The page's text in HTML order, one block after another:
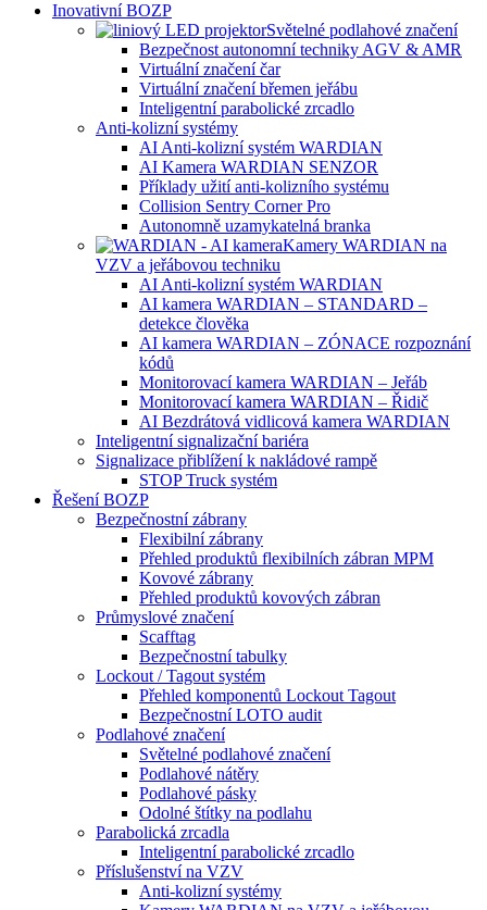
Inovativní BOZP
Světelné podlahové značení
Bezpečnost autonomní techniky AGV & AMR
Virtuální značení čar
Virtuální značení břemen jeřábu
Inteligentní parabolické zrcadlo
Anti-kolizní systémy
AI Anti-kolizní systém WARDIAN
AI Kamera WARDIAN SENZOR
Příklady užití anti-kolizního systému
Collision Sentry Corner Pro
Autonomně uzamykatelná branka
Kamery WARDIAN na
VZV a jeřábovou techniku
AI Anti-kolizní systém WARDIAN
AI kamera WARDIAN – STANDARD –
detekce člověka
AI kamera WARDIAN – ZÓNACE rozpoznání
kódů
Monitorovací kamera WARDIAN – Jeřáb
Monitorovací kamera WARDIAN – Řidič
AI Bezdrátová vidlicová kamera WARDIAN
Inteligentní signalizační bariéra
Signalizace přiblížení k nakládové rampě
STOP Truck systém
Řešení BOZP
Bezpečnostní zábrany
Flexibilní zábrany
Přehled produktů flexibilních zábran MPM
Kovové zábrany
Přehled produktů kovových zábran
Průmyslové značení
Scafftag
Bezpečnostní tabulky
Lockout / Tagout systém
Přehled komponentů Lockout Tagout
Bezpečnostní LOTO audit
Podlahové značení
Světelné podlahové značení
Podlahové nátěry
Podlahové pásky
Odolné štítky na podlahu
Parabolická zrcadla
Inteligentní parabolické zrcadlo
Příslušenství na VZV
Anti-kolizní systémy